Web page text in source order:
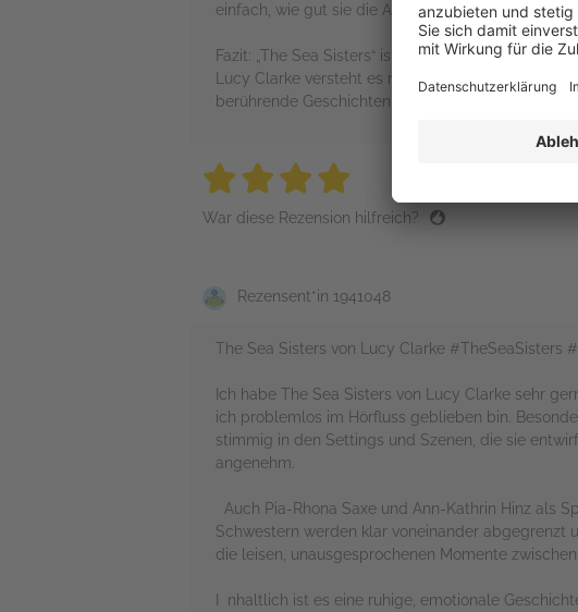
einfach, wie gut sie die Atmosphäre des Buches
Fazit: „The Sea Sisters“ ist ein wunderschöner,
Lucy Clarke versteht es meisterhaft, Gefühl,
berührende Geschichten mit Fernweh-Garantie
4 stars
4 stars
4 stars
War diese Rezension hilfreich?
Rezensent*in 1941048
The Sea Sisters von Lucy Clarke #TheSeaSisters
Ich habe The Sea Sisters von Lucy Clarke sehr
ich problemlos im Hörfluss geblieben bin.
stimmig in den Settings und Szenen, die sie
angenehm.
Auch Pia-Rhona Saxe und Ann-Kathrin Hinz als
Schwestern werden klar voneinander
die leisen, unausgesprochenen Momente
I nhaltlich ist es eine ruhige, emotionale